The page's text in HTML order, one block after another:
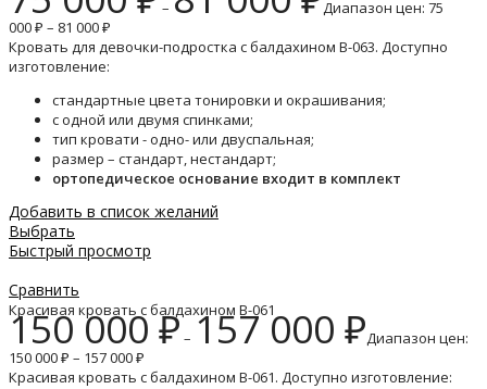
–
Диапазон цен: 75
000 ₽ – 81 000 ₽
Кровать для девочки-подростка с балдахином B-063. Доступно
изготовление:
стандартные цвета тонировки и окрашивания;
с одной или двумя спинками;
тип кровати - одно- или двуспальная;
размер – стандарт, нестандарт;
ортопедическое основание входит в комплект
Добавить в список желаний
Выбрать
Быстрый просмотр
Сравнить
Красивая кровать с балдахином B-061
150 000₽– 157 000 ₽Диапазон цен:
150 000 ₽ – 157 000 ₽
Красивая кровать с балдахином B-061. Доступно изготовление: